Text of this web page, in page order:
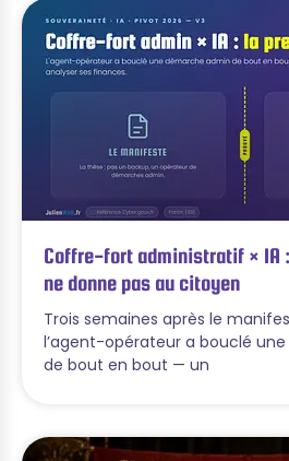
Coffre-fort administratif × IA :
ne donne pas au citoyen
Trois semaines après le
l’agent-opérateur a bouclé
de bout en bout — un